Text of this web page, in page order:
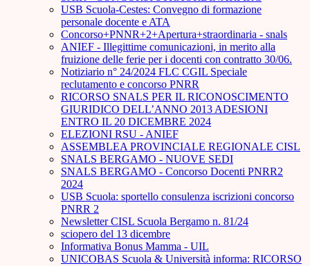
USB Scuola-Cestes: Convegno di formazione
personale docente e ATA
Concorso+PNNR+2+Apertura+straordinaria - snals
ANIEF - Illegittime comunicazioni, in merito alla
fruizione delle ferie per i docenti con contratto 30/06.
Notiziario n° 24/2024 FLC CGIL Speciale
reclutamento e concorso PNRR
RICORSO SNALS PER IL RICONOSCIMENTO
GIURIDICO DELL’ANNO 2013 ADESIONI
ENTRO IL 20 DICEMBRE 2024
ELEZIONI RSU - ANIEF
ASSEMBLEA PROVINCIALE REGIONALE CISL
SNALS BERGAMO - NUOVE SEDI
SNALS BERGAMO - Concorso Docenti PNRR2
2024
USB Scuola: sportello consulenza iscrizioni concorso
PNRR 2
Newsletter CISL Scuola Bergamo n. 81/24
sciopero del 13 dicembre
Informativa Bonus Mamma - UIL
UNICOBAS Scuola & Università informa: RICORSO